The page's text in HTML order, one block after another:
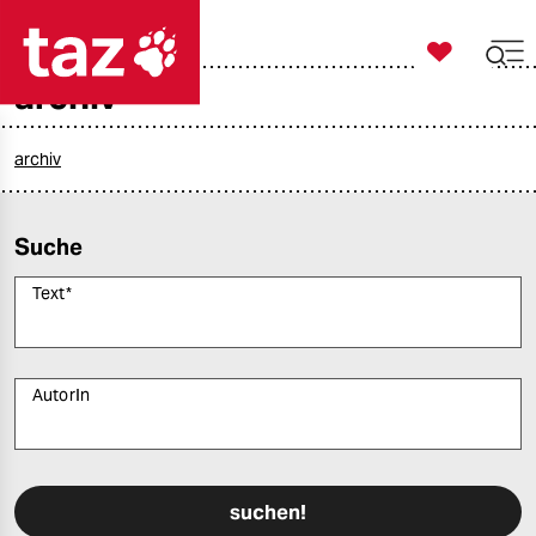
politik
gesellschaft
sport

taz zahl ich
archiv
archiv
Suche
Text*
AutorIn